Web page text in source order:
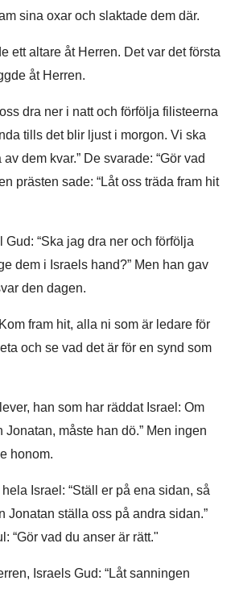
sina oxar och slaktade dem där.
ett altare åt Herren. Det var det första
åt Herren.
dra ner i natt och förfölja filisteerna
tills det blir ljust i morgon. Vi ska
dem kvar.” De svarade: “Gör vad
prästen sade: “Låt oss träda fram hit
Gud: “Ska jag dra ner och förfölja
dem i Israels hand?” Men han gav
den dagen.
fram hit, alla ni som är ledare för
och se vad det är för en synd som
han som har räddat Israel: Om
Jonatan, måste han dö.” Men ingen
honom.
Israel: “Ställ er på ena sidan, så
Jonatan ställa oss på andra sidan.”
“Gör vad du anser är rätt."
Israels Gud: “Låt sanningen